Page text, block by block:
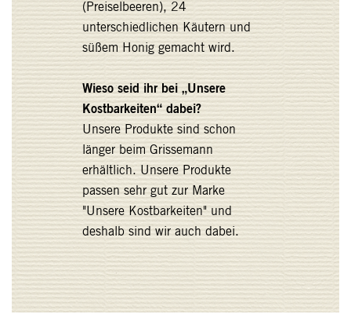
(Preiselbeeren), 24
unterschiedlichen Käutern und
süßem Honig gemacht wird.
Wieso seid ihr bei „Unsere
Kostbarkeiten“ dabei?
Unsere Produkte sind schon
länger beim Grissemann
erhältlich. Unsere Produkte
passen sehr gut zur Marke
"Unsere Kostbarkeiten" und
deshalb sind wir auch dabei.